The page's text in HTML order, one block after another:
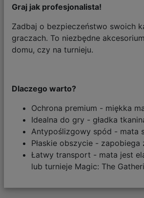
Graj jak profesjonalista!
Zadbaj o bezpieczeństwo swoich
graczach. To niezbędne
domu, czy na turnieju.
Dlaczego warto?
Ochrona premium - miękka
Idealna do gry - gładka
Antypoślizgowy spód - mata
Płaskie obszycie - zapobiega
Łatwy transport - mata jest
lub turnieje Magic: The